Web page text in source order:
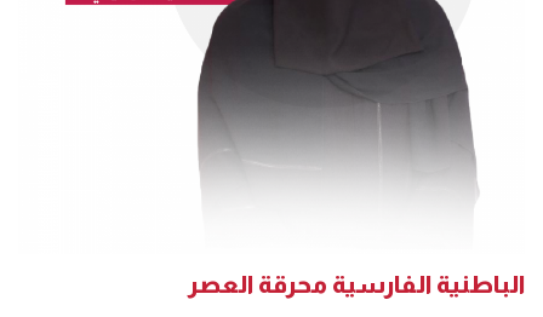
الباطنية الفارسية محرقة العصر